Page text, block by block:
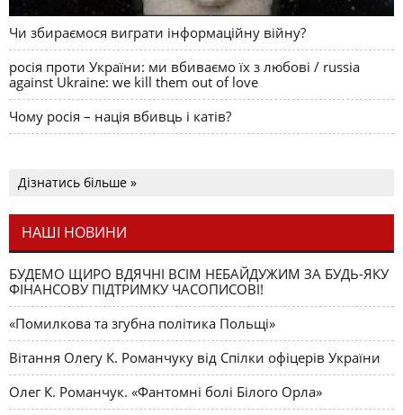
Чи збираємося виграти інформаційну війну?
росія проти України: ми вбиваємо їх з любові / russia
against Ukraine: we kill them out of love
Чому росія – нація вбивць і катів?
Дізнатись більше »
НАШІ НОВИНИ
БУДЕМО ЩИРО ВДЯЧНІ ВСІМ НЕБАЙДУЖИМ ЗА БУДЬ-ЯКУ
ФІНАНСОВУ ПІДТРИМКУ ЧАСОПИСОВІ!
«Помилкова та згубна політика Польщі»
Вітання Олегу К. Романчуку від Спілки офіцерів України
Олег К. Романчук. «Фантомні болі Білого Орла»